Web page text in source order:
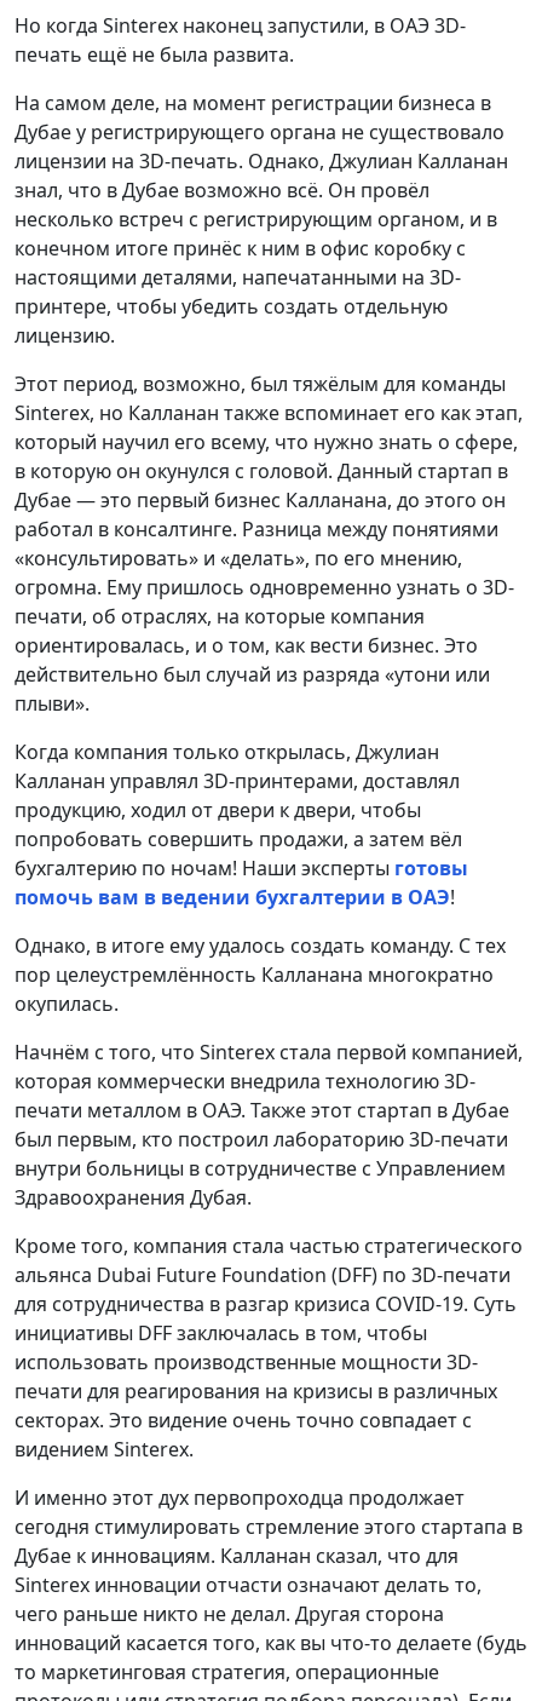
Но когда Sinterex наконец запустили, в ОАЭ 3D-
печать ещё не была развита.
На самом деле, на момент регистрации бизнеса в
Дубае у регистрирующего органа не существовало
лицензии на 3D-печать. Однако, Джулиан Калланан
знал, что в Дубае возможно всё. Он провёл
несколько встреч с регистрирующим органом, и в
конечном итоге принёс к ним в офис коробку с
настоящими деталями, напечатанными на 3D-
принтере, чтобы убедить создать отдельную
лицензию.
Этот период, возможно, был тяжёлым для команды
Sinterex, но Калланан также вспоминает его как этап,
который научил его всему, что нужно знать о сфере,
в которую он окунулся с головой. Данный стартап в
Дубае — это первый бизнес Калланана, до этого он
работал в консалтинге. Разница между понятиями
«консультировать» и «делать», по его мнению,
огромна. Ему пришлось одновременно узнать о 3D-
печати, об отраслях, на которые компания
ориентировалась, и о том, как вести бизнес. Это
действительно был случай из разряда «утони или
плыви».
Когда компания только открылась, Джулиан
Калланан управлял 3D-принтерами, доставлял
продукцию, ходил от двери к двери, чтобы
попробовать совершить продажи, а затем вёл
бухгалтерию по ночам! Наши эксперты готовы
помочь вам в ведении бухгалтерии в ОАЭ!
Однако, в итоге ему удалось создать команду. С тех
пор целеустремлённость Калланана многократно
окупилась.
Начнём с того, что Sinterex стала первой компанией,
которая коммерчески внедрила технологию 3D-
печати металлом в ОАЭ. Также этот стартап в Дубае
был первым, кто построил лабораторию 3D-печати
внутри больницы в сотрудничестве с Управлением
Здравоохранения Дубая.
Кроме того, компания стала частью стратегического
альянса Dubai Future Foundation (DFF) по 3D-печати
для сотрудничества в разгар кризиса COVID-19. Суть
инициативы DFF заключалась в том, чтобы
использовать производственные мощности 3D-
печати для реагирования на кризисы в различных
секторах. Это видение очень точно совпадает с
видением Sinterex.
И именно этот дух первопроходца продолжает
сегодня стимулировать стремление этого стартапа в
Дубае к инновациям. Калланан сказал, что для
Sinterex инновации отчасти означают делать то,
чего раньше никто не делал. Другая сторона
инноваций касается того, как вы что-то делаете (будь
то маркетинговая стратегия, операционные